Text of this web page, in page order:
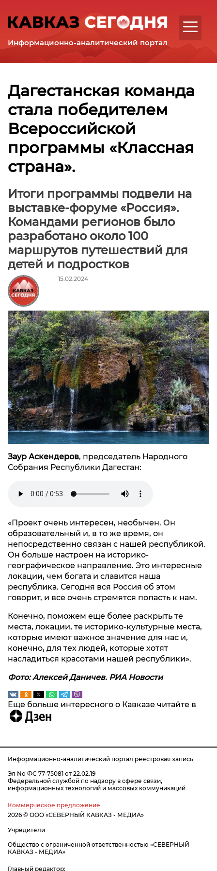
Информационно-аналитический портал
Интервью
Аналитика
Комментарии
Регионы
Республика
Республика
Ингушетия
Кабардино-
Республика
Карачаево-
Черкесская
Республика
Республика
Северная
Осетия
Алания
Чеченская
Республика
Ставропольский
край
Дагестанская команда
стала победителем
Всероссийской
программы «Классная
страна».
Итоги программы подвели на
выставке-форуме «Россия».
Командами регионов было
разработано около 100
маршрутов путешествий для
детей и подростков
15.02.2024
Заур Аскендеров, председатель Народного
Собрания Республики Дагестан:
«Проект очень интересен, необычен. Он
образовательный и, в то же время, он
непосредственно связан с нашей республикой.
Он больше настроен на историко-
географическое направление. Это интересные
локации, чем богата и славится наша
республика. Сегодня вся Россия об этом
говорит, и все очень стремятся попасть к нам.
Конечно, поможем еще более раскрыть те
места, локации, те историко-культурные места,
которые имеют важное значение для нас и,
конечно, для тех людей, которые хотят
насладиться красотами нашей республики».
Фото: Алексей Даничев. РИА Новости
Еще больше интересного о Кавказе читайте в
Информационно-аналитический портал реестровая запись
Эл No ФС 77-75081 от 22.02.19
Федеральной службой по надзору в сфере связи,
информационных технологий и массовых коммуникаций
Коммерческое предложение
2026 © ООО «СЕВЕРНЫЙ КАВКАЗ - МЕДИА»
Учредители
Общество с ограниченной ответственностью «СЕВЕРНЫЙ
КАВКАЗ - МЕДИА»
Главный редактор: